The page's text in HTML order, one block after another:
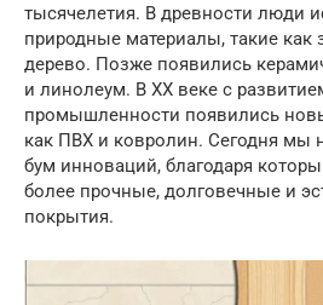
тысячелетия. В древности люди
природные материалы, такие как
дерево. Позже появились
и линолеум. В XX веке с
промышленности появились
как ПВХ и ковролин. Сегодня мы
бум инноваций, благодаря
более прочные, долговечные и
покрытия.